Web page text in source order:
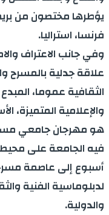
يؤطرها مختصون من
فرنسا، استراليا.
وفي جانب الاعتراف
علاقة جدلية بالمسرح
الثقافية عموما،
والإعلامية المتميزة،
هو مهرجان جامعي
فيه الجامعة على
أسبوع إلى عاصمة
لدبلوماسية الفنية
والدولية.